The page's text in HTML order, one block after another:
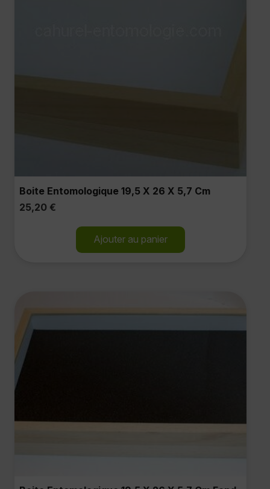
Boite Entomologique 19,5 X 26 X 5,7 Cm
25,20 €
Ajouter au panier